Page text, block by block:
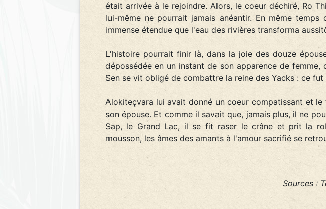
était arrivée à le rejoindre. Alors, le coeur déchiré, Ro
lui-même ne pourrait jamais anéantir. En même
immense étendue que l'eau des rivières transforma
L'histoire pourrait finir là, dans la joie des douze
dépossédée en un instant de son apparence de
Sen se vit obligé de combattre la reine des Yacks : ce
Alokiteçvara lui avait donné un coeur compatissant et
son épouse. Et comme il savait que, jamais plus, il ne
Sap, le Grand Lac, il se fit raser le crâne et prit la
mousson, les âmes des amants à l'amour sacrifié se
Sources :